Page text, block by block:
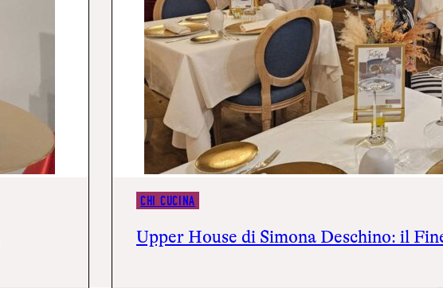
CHI CUCINA
Upper House di Simona Deschino: il